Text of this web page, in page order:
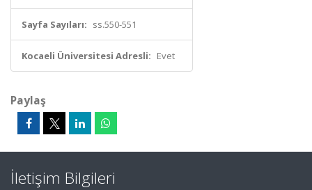
Sayfa Sayıları: ss.550-551
Kocaeli Üniversitesi Adresli: Evet
Paylaş
İletişim Bilgileri